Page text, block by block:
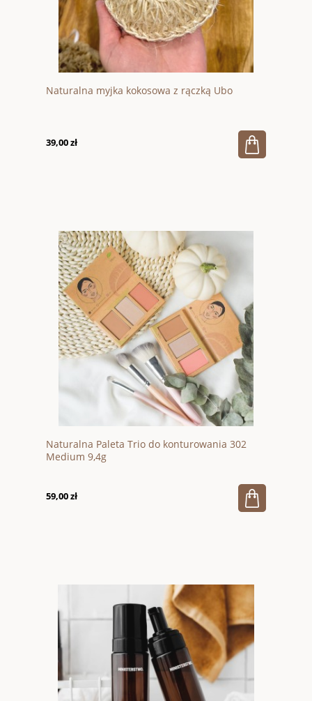
Naturalna myjka kokosowa z rączką Ubo
39,00 zł
Naturalna Paleta Trio do konturowania 302
Medium 9,4g
59,00 zł